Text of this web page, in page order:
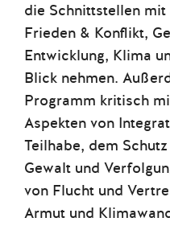
die Schnittstellen
Frieden & Konflikt,
Entwicklung, Klima
Blick nehmen.
Programm kritisch
Aspekten von
Teilhabe, dem
Gewalt und
von Flucht und
Armut und